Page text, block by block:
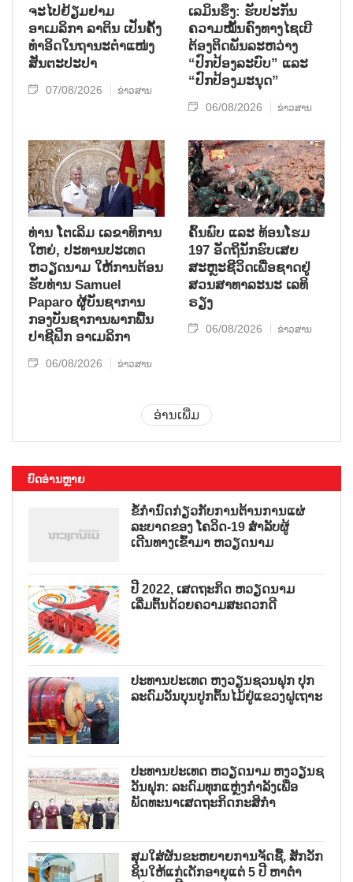
ຈະໄປຢ້ຽມຢາມ
ອາເມລິກາ ລາຕິນ ເປັນຄັ້ງ
ທຳອິດໃນຖານະຕຳແໜ່ງ
ສັນຕະປະປາ
07/08/2026 ຂ່າວສານ
ເລມິນຮຶງ: ຮັບປະກັນ
ຄວາມໝັ້ນຄົງທາງໄຊເບີ
ຕ້ອງຕິດພັນລະຫວ່າງ
“ປົກປ້ອງລະບົບ” ແລະ
“ປົກປ້ອງມະນຸດ”
06/08/2026 ຂ່າວສານ
ທ່ານ ໂຕ​ເລິມ ເລ​ຂາ​ທິ​ການ​
ໃຫຍ່, ປະ​ທານ​ປະ​ເທດ ​
ຫວຽດ​ນາມ ໃຫ້​ການ​ຕ້ອນ​
ຮັບ​ທ່ານ Samuel
Paparo ຜູ້​ບັນ​ຊາ​ການ
ກອງ​ບັນ​ຊາ​ການພາກ​ພື້ນ​
ປາ​ຊີ​ຟິກ ອາ​ເມ​ລິ​ກາ
06/08/2026 ຂ່າວສານ
ຄົ້ນ​ພົບ ແລະ ທ້ອນ​ໂຮມ
197 ອັດ​ຖິ​ນັກ​ຮົບ​ເສຍ​
ສະຫຼະ​ຊີ​ວິດ​ເພື່ອ​ຊາດ​ຢູ່​
ສວນ​ສາ​ທາ​ລະ​ນະ ເລ​ທິ​
ຣຽງ
06/08/2026 ຂ່າວສານ
ອ່ານເພີ່ມ
ບົດອ່ານຫຼາຍ
ຂໍ້ກຳນົດກ່ຽວກັບການຕ້ານການແຜ່
ລະບາດຂອງ ໂຄວິດ-19 ສຳລັບຜູ້
ເດີນທາງເຂົ້າມາ ຫວຽດນາມ
ປີ 2022, ເສດຖະກິດ ຫວຽດນາມ
ເລີ່ມຕົ້ນດ້ວຍຄວາມສະດວກດີ
ປະທານປະເທດ ຫງວຽນຊວນຟຸກ ປຸກ
ລະດົມວັນບຸນປູກຕົ້ນໄມ້ຢູ່ແຂວງຝູເຖາະ
ປະທານປະເທດ ຫວຽດນາມ ຫງວຽນຊ
ວັນຟຸກ: ລະດົມທຸກແຫຼ່ງກຳລັງເພື່ອ
ພັດທະນາເສດຖະກິດກະສິກຳ
ສຸມໃສ່ຜັນຂະຫຍາຍການຈັດຊື້, ສັກວັກ
ຊິນໃຫ້ແກ່ເດັກອາຍຸແຕ່ 5 ປີ ຫາຕ່ຳ